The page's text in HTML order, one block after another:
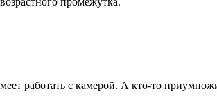
работать с камерой. А кто-то